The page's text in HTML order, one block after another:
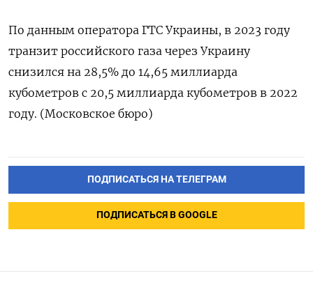
По данным оператора ГТС Украины, в 2023 году
транзит российского газа через Украину
снизился на 28,5% до 14,65 миллиарда
кубометров с 20,5 миллиарда кубометров в 2022
году. (Московское бюро)
ПОДПИСАТЬСЯ НА ТЕЛЕГРАМ
ПОДПИСАТЬСЯ В GOOGLE